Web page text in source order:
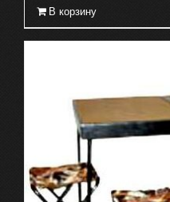
В корзину